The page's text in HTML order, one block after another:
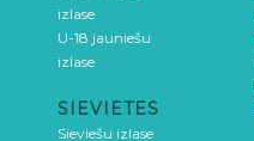
izlase
U-18 jauniešu
izlase
SIEVIETES
Sieviešu izlase